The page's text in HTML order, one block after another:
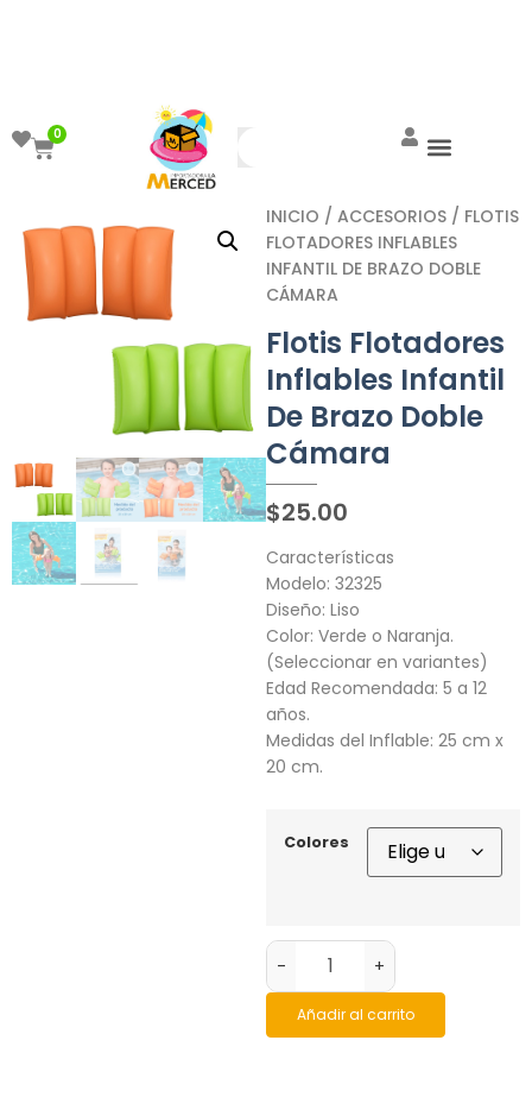
0
INICIO / ACCESORIOS / FLOTIS
FLOTADORES INFLABLES
INFANTIL DE BRAZO DOBLE
CÁMARA
Flotis Flotadores
Inflables Infantil
De Brazo Doble
Cámara
$25.00
Características
Modelo: 32325
Diseño: Liso
Color: Verde o Naranja.
(Seleccionar en variantes)
Edad Recomendada: 5 a 12
años.
Medidas del Inflable: 25 cm x
20 cm.
Colores
- +
Añadir al carrito